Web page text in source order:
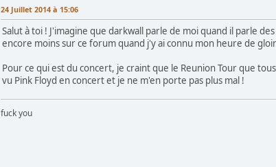
24 Juillet 2014 à 15:06
Salut à toi ! J'imagine que darkwall parle de moi quand il parle
encore moins sur ce forum quand j'y ai connu mon heure de
Pour ce qui est du concert, je craint que le Reunion Tour que
vu Pink Floyd en concert et je ne m'en porte pas plus mal !
fuck you